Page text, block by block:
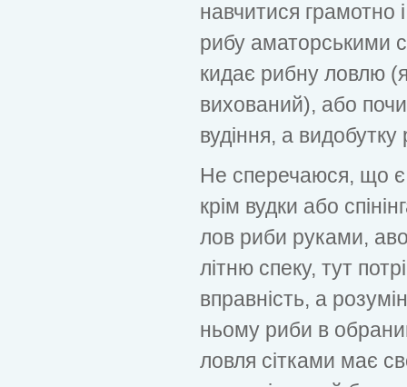
навчитися грамотно
рибу аматорськими
кидає рибну ловлю
вихований), або
вудіння, а видобутку
Не сперечаюся, що є
крім вудки або
лов риби руками,
літню спеку, тут
вправність, а
ньому риби в
ловля сітками має